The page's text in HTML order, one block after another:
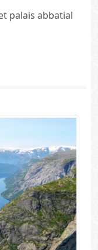
palais abbatial